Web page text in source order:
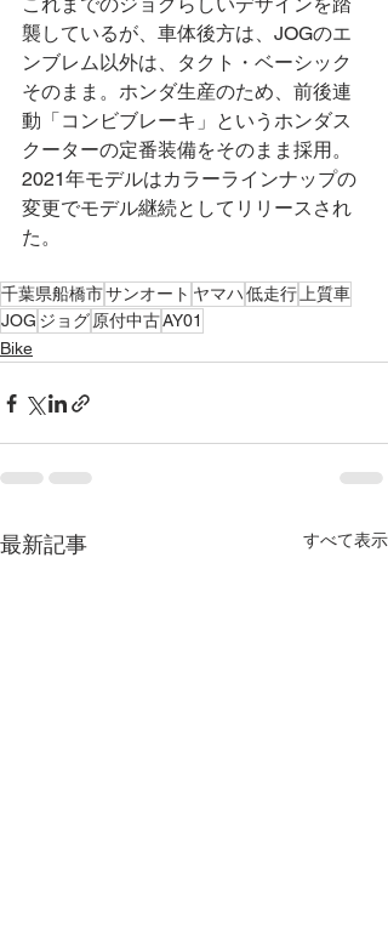
襲しているが、車体後方は、JOGのエ
ンブレム以外は、タクト・ベーシック
そのまま。ホンダ生産のため、前後連
動「コンビブレーキ」というホンダス
クーターの定番装備をそのまま採用。
2021年モデルはカラーラインナップの
変更でモデル継続としてリリースされ
た。
千葉県船橋市サンオート ヤマハ低走行 上質車
JOG ジョグ 原付中古AY01
Bike
最新記事 すべて表示